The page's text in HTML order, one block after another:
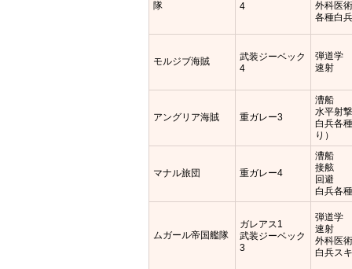
隊
4
外科医
各種白
モルジブ海賊
武装ジーベック
4
弾道学
速射
アングリア海賊 重ガレー3
漕船
水平射
白兵各
り）
マナル旅団 重ガレー4
漕船
接舷
回避
白兵各
ムガール帝国艦隊
ガレアス1
武装ジーベック
3
弾道学
速射
外科医
白兵ス